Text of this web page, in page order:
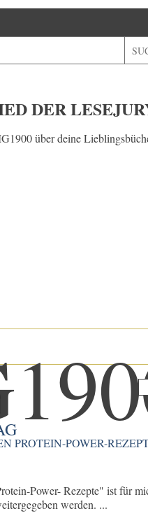
DER
über deine
PROTEIN-POWER-
Power- Rezepte" ist für
werden. ...